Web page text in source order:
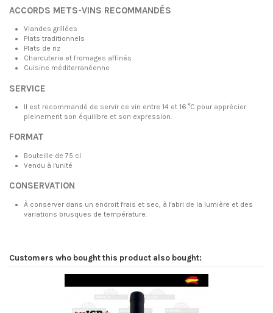
ACCORDS METS-VINS RECOMMANDÉS
Viandes grillées
Plats traditionnels
Plats de riz
Charcuterie et fromages affinés
Cuisine méditerranéenne
SERVICE
Il est recommandé de servir ce vin entre 14 et 16 °C pour apprécier
pleinement son équilibre et son expression.
FORMAT
Bouteille de 75 cl
Vendu à l'unité
CONSERVATION
À conserver dans un endroit frais et sec, à l'abri de la lumière et des
variations brusques de température.
Customers who bought this product also bought: